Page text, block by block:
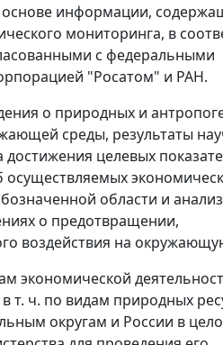
информации,
мониторинга, в
с федеральными
"Росатом" и РАН.
о природных и
среды, результаты
целевых
области и
о предотвращении,
воздействия на
экономической
т. ч. по видам природных
округам и России в